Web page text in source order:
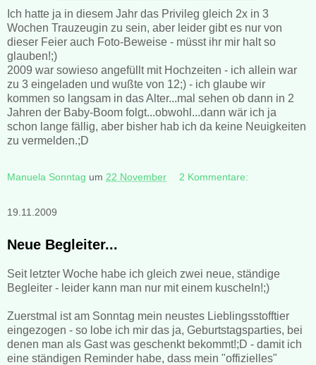
Ich hatte ja in diesem Jahr das Privileg gleich 2x in 3
Wochen Trauzeugin zu sein, aber leider gibt es nur von
dieser Feier auch Foto-Beweise - müsst ihr mir halt so
glauben!;)
2009 war sowieso angefüllt mit Hochzeiten - ich allein war
zu 3 eingeladen und wußte von 12;) - ich glaube wir
kommen so langsam in das Alter...mal sehen ob dann in 2
Jahren der Baby-Boom folgt...obwohl...dann wär ich ja
schon lange fällig, aber bisher hab ich da keine Neuigkeiten
zu vermelden.;D
Manuela Sonntag um 22 November 2 Kommentare:
19.11.2009
Neue Begleiter...
Seit letzter Woche habe ich gleich zwei neue, ständige
Begleiter - leider kann man nur mit einem kuscheln!;)
Zuerstmal ist am Sonntag mein neustes Lieblingsstofftier
eingezogen - so lobe ich mir das ja, Geburtstagsparties, bei
denen man als Gast was geschenkt bekommt!;D - damit ich
eine ständigen Reminder habe, dass mein "offizielles"